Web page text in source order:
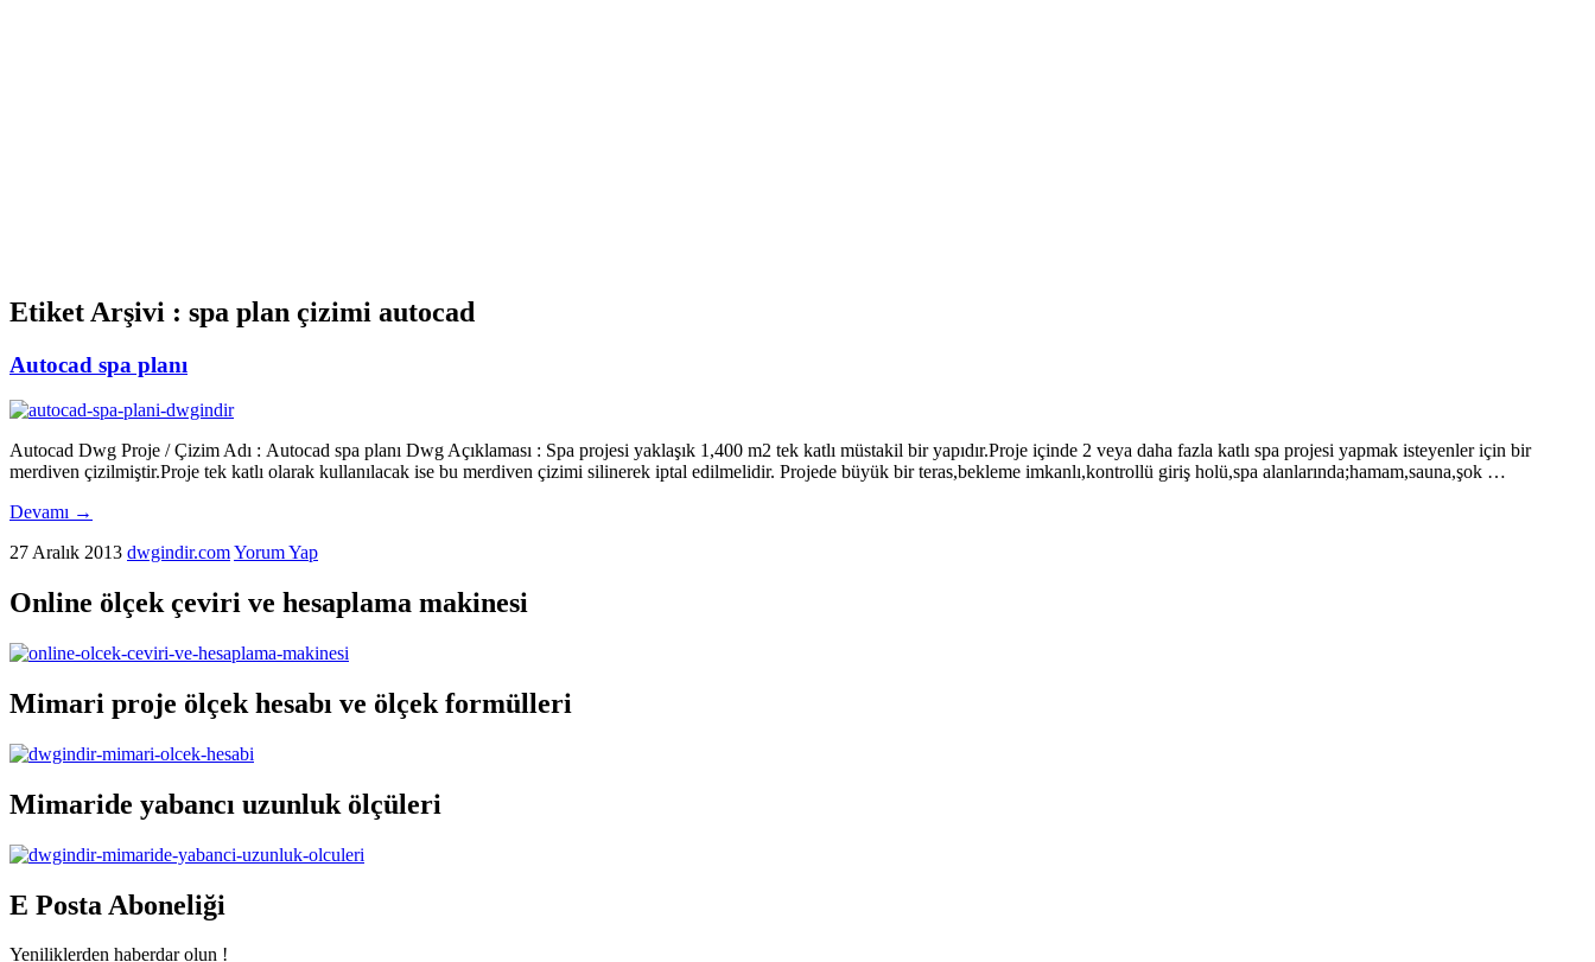
Etiket Arşivi : spa plan çizimi autocad
Autocad spa planı
Autocad Dwg Proje / Çizim Adı : Autocad spa planı Dwg Açıklaması : Spa projesi yaklaşık 1,400 m2 tek katlı müstakil bir yapıdır.Proje içinde 2 veya daha fazla katlı spa projesi yapmak isteyenler için bir
merdiven çizilmiştir.Proje tek katlı olarak kullanılacak ise bu merdiven çizimi silinerek iptal edilmelidir. Projede büyük bir teras,bekleme imkanlı,kontrollü giriş holü,spa alanlarında;hamam,sauna,şok …
Devamı →
27 Aralık 2013 dwgindir.comYorum Yap
Online ölçek çeviri ve hesaplama makinesi
Mimari proje ölçek hesabı ve ölçek formülleri
Mimaride yabancı uzunluk ölçüleri
E Posta Aboneliği
Yeniliklerden haberdar olun !